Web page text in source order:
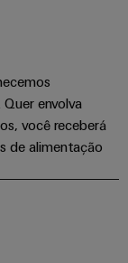
envolva
você receberá
de alimentação